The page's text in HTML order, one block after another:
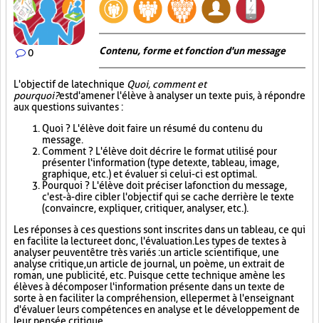
0 Contenu, forme et fonction d'un message
L'objectif de la technique Quoi, comment et
pourquoi?est d'amener l'élève à analyser un texte puis, à répondre
aux questions suivantes :
Quoi ? L'élève doit faire un résumé du contenu du
message.
Comment ? L'élève doit décrire le format utilisé pour
présenter l'information (type de texte, tableau, image,
graphique, etc.) et évaluer si celui-ci est optimal.
Pourquoi ? L'élève doit préciser la fonction du message,
c'est-à-dire cibler l'objectif qui se cache derrière le texte
(convaincre, expliquer, critiquer, analyser, etc.).
Les réponses à ces questions sont inscrites dans un tableau, ce qui
en facilite la lecture et donc, l'évaluation. Les types de textes à
analyser peuvent être très variés : un article scientifique, une
analyse critique, un article de journal, un poème, un extrait de
roman, une publicité, etc. Puisque cette technique amène les
élèves à décomposer l'information présente dans un texte de
sorte à en faciliter la compréhension, elle permet à l'enseignant
d'évaluer leurs compétences en analyse et le développement de